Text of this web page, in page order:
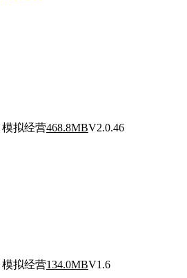
模拟经营468.8MBV2.0.46
模拟经营134.0MBV1.6